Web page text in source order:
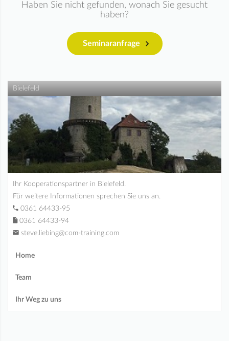
Haben Sie nicht gefunden, wonach Sie gesucht
haben?
Seminaranfrage
Bielefeld
Ihr Kooperationspartner in Bielefeld.
Für weitere Informationen sprechen Sie uns an.
0361 64433-95
0361 64433-94
steve.liebing@com-training.com
Home
Team
Ihr Weg zu uns